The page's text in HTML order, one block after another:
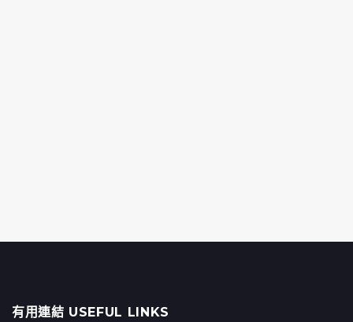
有用連結 USEFUL LINKS